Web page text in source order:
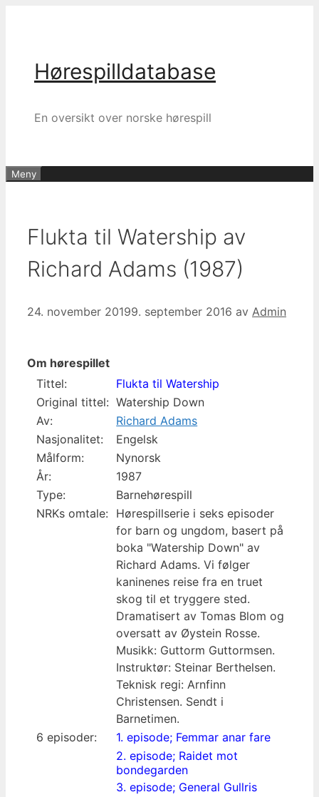
Hørespilldatabase
En oversikt over norske hørespill
Meny
Flukta til Watership av
Richard Adams (1987)
24. november 20199. september 2016 av Admin
Om hørespillet
Tittel:
Flukta til Watership
Original tittel: Watership Down
Av:
Richard Adams
Nasjonalitet:
Engelsk
Målform:
Nynorsk
År:
1987
Type:
Barnehørespill
NRKs omtale:
Hørespillserie i seks episoder
for barn og ungdom, basert på
boka "Watership Down" av
Richard Adams. Vi følger
kaninenes reise fra en truet
skog til et tryggere sted.
Dramatisert av Tomas Blom og
oversatt av Øystein Rosse.
Musikk: Guttorm Guttormsen.
Instruktør: Steinar Berthelsen.
Teknisk regi: Arnfinn
Christensen. Sendt i
Barnetimen.
6 episoder:
1. episode; Femmar anar fare
2. episode; Raidet mot
bondegarden
3. episode; General Gullris